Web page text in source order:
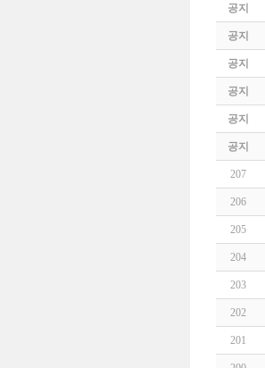
공지
공지
공지
공지
공지
공지
207
206
205
204
203
202
201